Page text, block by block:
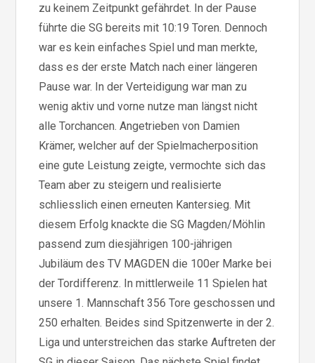
zu keinem Zeitpunkt gefährdet. In der Pause
führte die SG bereits mit 10:19 Toren. Dennoch
war es kein einfaches Spiel und man merkte,
dass es der erste Match nach einer längeren
Pause war. In der Verteidigung war man zu
wenig aktiv und vorne nutze man längst nicht
alle Torchancen. Angetrieben von Damien
Krämer, welcher auf der Spielmacherposition
eine gute Leistung zeigte, vermochte sich das
Team aber zu steigern und realisierte
schliesslich einen erneuten Kantersieg. Mit
diesem Erfolg knackte die SG Magden/Möhlin
passend zum diesjährigen 100-jährigen
Jubiläum des TV MAGDEN die 100er Marke bei
der Tordifferenz. In mittlerweile 11 Spielen hat
unsere 1. Mannschaft 356 Tore geschossen und
250 erhalten. Beides sind Spitzenwerte in der 2.
Liga und unterstreichen das starke Auftreten der